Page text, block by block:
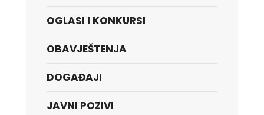
OGLASI I KONKURSI
OBAVJEŠTENJA
DOGAĐAJI
JAVNI POZIVI